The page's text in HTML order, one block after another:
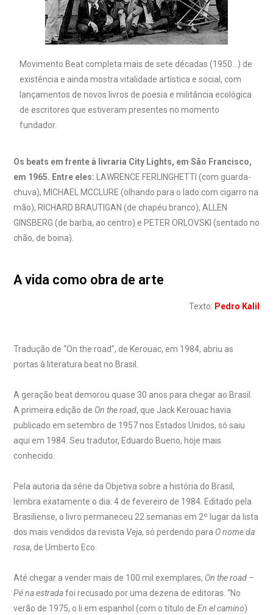
Movimento Beat completa mais de sete décadas (1950…) de
existência e ainda mostra vitalidade artística e social, com
lançamentos de novos livros de poesia e militância ecológica
de escritores que estiveram presentes no momento
fundador.
Os beats em frente à livraria City Lights, em São Francisco,
em 1965. Entre eles:
LAWRENCE FERLINGHETTI (com guarda-
chuva), MICHAEL MCCLURE (olhando para o lado com cigarro na
mão), RICHARD BRAUTIGAN (de chapéu branco), ALLEN
GINSBERG (de barba, ao centro) e PETER ORLOVSKI (sentado no
chão, de boina).
A vida como obra de arte
Texto: Pedro Kalil
Tradução de “On the road”, de Kerouac, em 1984, abriu as
portas à literatura beat no Brasil.
A geração beat demorou quase 30 anos para chegar ao Brasil.
A primeira edição de On the road, que Jack Kerouac havia
publicado em setembro de 1957 nos Estados Unidos, só saiu
aqui em 1984. Seu tradutor, Eduardo Bueno, hoje mais
conhecido.
Pela autoria da série da Objetiva sobre a história do Brasil,
lembra exatamente o dia: 4 de fevereiro de 1984. Editado pela
Brasiliense, o livro permaneceu 22 semanas em 2º lugar da lista
dos mais vendidos da revista Veja, só perdendo para O nome da
rosa, de Umberto Eco.
Até chegar a vender mais de 100 mil exemplares, On the road –
Pé na estradafoi recusado por uma dezena de editoras. “No
verão de 1975, o li em espanhol (com o título de En el camino)